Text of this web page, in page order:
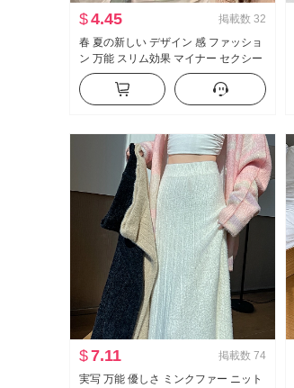
$4.45 掲載数 32
春 夏の新しい デザイン 感 ファッショ
ン 万能 スリム効果 マイナー セクシー
美 背中 プラス 日焼け止め 長袖 薄手の
服
$7.11 掲載数 74
実写 万能 優しさ ミンクファー ニット